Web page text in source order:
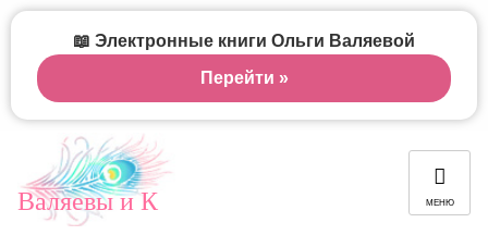
Валяевы и К МЕНЮ
📖 Электронные книги Ольги Валяевой
Перейти »